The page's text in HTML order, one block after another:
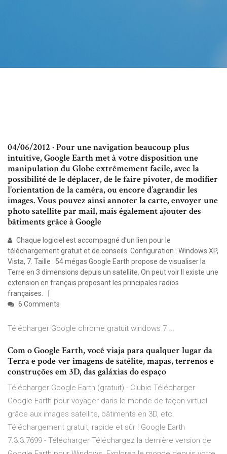
04/06/2012 · Pour une navigation beaucoup plus
intuitive, Google Earth met à votre disposition une
manipulation du Globe extrêmement facile, avec la
possibilité de le déplacer, de le faire pivoter, de modifier
l’orientation de la caméra, ou encore d’agrandir les
images. Vous pouvez ainsi annoter la carte, envoyer une
photo satellite par mail, mais également ajouter des
bâtiments grâce à Google
Chaque logiciel est accompagné d'un lien pour le
téléchargement gratuit et de conseils. Configuration : Windows XP,
Vista, 7. Taille : 54 mégas Google Earth propose de visualiser la
Terre en 3 dimensions depuis un satellite. On peut voir Il existe une
extension en français proposant les principales radios
françaises.
6 Comments
Télécharger Google chrome gratuit windows 7 ...
Com o Google Earth, você viaja para qualquer lugar da
Terra e pode ver imagens de satélite, mapas, terrenos e
construções em 3D, das galáxias do espaço
Télécharger Google Earth (gratuit) - Clubic Télécharger
Google Earth pour voyager dans le monde de façon virtuel
grâce aux images satellite, bâtiments en 3D, etc.
Téléchargement gratuit, rapide et sûr ! Google Earth
7.3.3.7699 - Télécharger Téléchargez la dernière version de